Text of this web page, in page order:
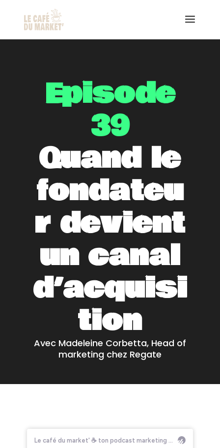
Episode
39
Quand le
fondateu
r devient
un canal
d’acquisi
tion
Avec Madeleine Corbetta, Head of
marketing chez Regate